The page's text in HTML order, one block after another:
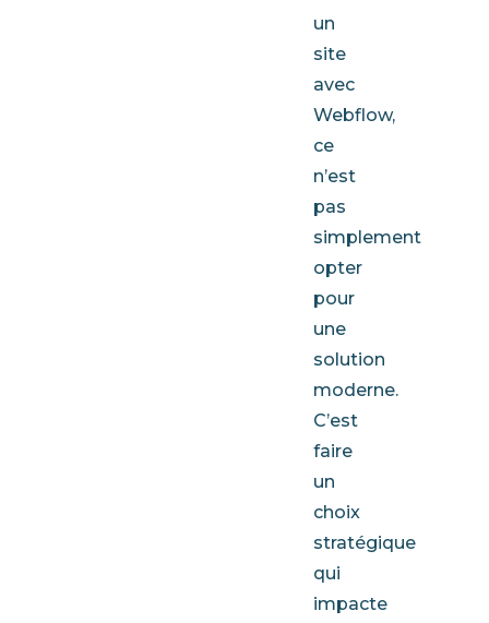
un
site
avec
Webflow,
ce
n’est
pas
simplement
opter
pour
une
solution
moderne.
C’est
faire
un
choix
stratégique
qui
impacte